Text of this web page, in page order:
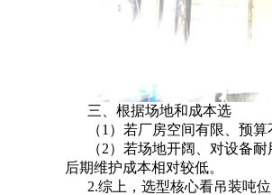
三、根据场地和成本选
（1）若厂房空间有限、预
（2）若场地开阔、对设备
后期维护成本相对较低。
2.综上，选型核心看吊装吨